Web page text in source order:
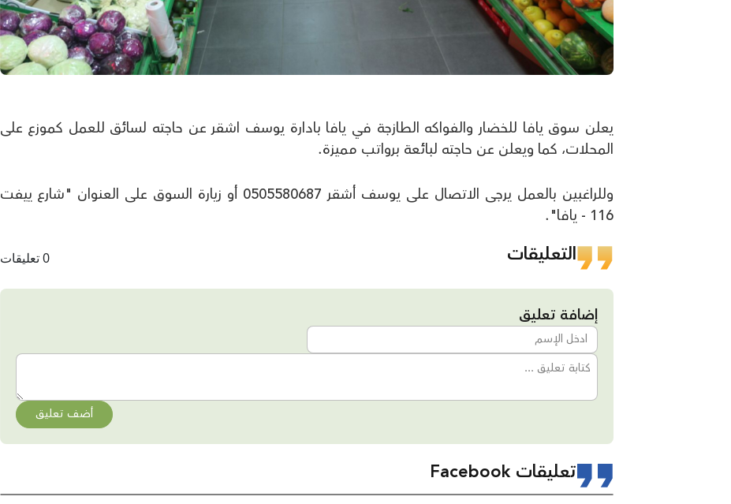
يعلن سوق يافا للخضار والفواكه الطازجة في يافا بادارة يوسف اشقر عن حاجته لسائق للعمل كموزع على
المحلات، كما ويعلن عن حاجته لبائعة برواتب مميزة.
وللراغبين بالعمل يرجى الاتصال على يوسف أشقر 0505580687 أو زيارة السوق على العنوان "شارع ييفت
116 - يافا".
التعليقات 0 تعليقات
إضافة تعليق
أضف تعليق
تعليقات Facebook